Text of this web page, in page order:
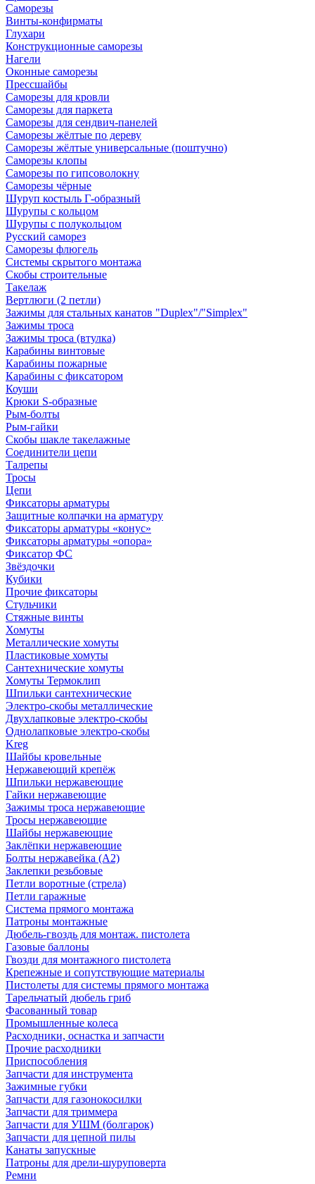
Саморезы
Винты-конфирматы
Глухари
Конструкционные саморезы
Нагели
Оконные саморезы
Прессшайбы
Саморезы для кровли
Саморезы для паркета
Саморезы для сендвич-панелей
Саморезы жёлтые по дереву
Саморезы жёлтые универсальные (поштучно)
Саморезы клопы
Саморезы по гипсоволокну
Саморезы чёрные
Шуруп костыль Г-образный
Шурупы с кольцом
Шурупы с полукольцом
Русский саморез
Саморезы флюгель
Системы скрытого монтажа
Скобы строительные
Такелаж
Вертлюги (2 петли)
Зажимы для стальных канатов "Duplex"/"Simplex"
Зажимы троса
Зажимы троса (втулка)
Карабины винтовые
Карабины пожарные
Карабины с фиксатором
Коуши
Крюки S-образные
Рым-болты
Рым-гайки
Скобы шакле такелажные
Соединители цепи
Талрепы
Тросы
Цепи
Фиксаторы арматуры
Защитные колпачки на арматуру
Фиксаторы арматуры «конус»
Фиксаторы арматуры «опора»
Фиксатор ФС
Звёздочки
Кубики
Прочие фиксаторы
Стульчики
Стяжные винты
Хомуты
Металлические хомуты
Пластиковые хомуты
Сантехнические хомуты
Хомуты Термоклип
Шпильки сантехнические
Электро-скобы металлические
Двухлапковые электро-скобы
Однолапковые электро-скобы
Kreg
Шайбы кровельные
Нержавеющий крепёж
Шпильки нержавеющие
Гайки нержавеющие
Зажимы троса нержавеющие
Тросы нержавеющие
Шайбы нержавеющие
Заклёпки нержавеющие
Болты нержавейка (А2)
Заклепки резьбовые
Петли воротные (стрела)
Петли гаражные
Система прямого монтажа
Патроны монтажные
Дюбель-гвоздь для монтаж. пистолета
Газовые баллоны
Гвозди для монтажного пистолета
Крепежные и сопутствующие материалы
Пистолеты для системы прямого монтажа
Тарельчатый дюбель гриб
Фасованный товар
Промышленные колеса
Расходники, оснастка и запчасти
Прочие расходники
Приспособления
Запчасти для инструмента
Зажимные губки
Запчасти для газонокосилки
Запчасти для триммера
Запчасти для УШМ (болгарок)
Запчасти для цепной пилы
Канаты запускные
Патроны для дрели-шуруповерта
Ремни